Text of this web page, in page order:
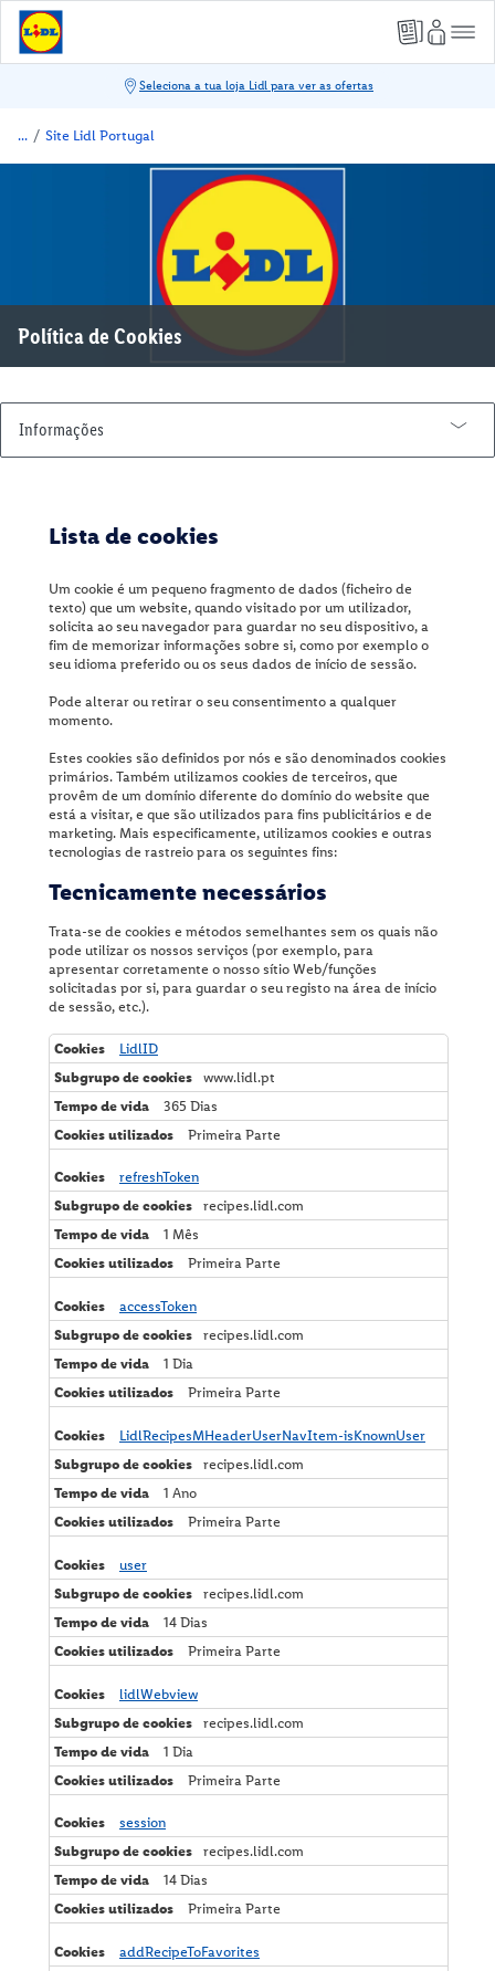
/ Site Lidl Portugal
Política de Cookies
Informações
Termos e Condições
Proteção de Dados
Declaração de Acessibilidade
Compliance
Empresas do Grupo
Informações sobre os nossos produtos
Litígios de Consumo
Parceiros Comerciais
Proteção de Dados Lidlab
Proteção de Dados Sites Lidl
Redes Sociais
Site Lidl Portugal
Ficha Técnica
Perfil de utilizador personalizado
Proteção de Dados
Política de Cookies
Reclamações e Sugestões
Lista de cookies
Um cookie é um pequeno fragmento de dados (ficheiro de
texto) que um website, quando visitado por um utilizador,
solicita ao seu navegador para guardar no seu dispositivo, a
fim de memorizar informações sobre si, como por exemplo o
seu idioma preferido ou os seus dados de início de sessão.
Pode alterar ou retirar o seu consentimento a qualquer
momento.
Estes cookies são definidos por nós e são denominados cookies
primários. Também utilizamos cookies de terceiros, que
provêm de um domínio diferente do domínio do website que
está a visitar, e que são utilizados para fins publicitários e de
marketing. Mais especificamente, utilizamos cookies e outras
tecnologias de rastreio para os seguintes fins:
Tecnicamente necessários
Trata-se de cookies e métodos semelhantes sem os quais não
pode utilizar os nossos serviços (por exemplo, para
apresentar corretamente o nosso sítio Web/funções
solicitadas por si, para guardar o seu registo na área de início
de sessão, etc.).
T
e
c
n
i
c
a
m
e
n
e
n
c
e
s
s
á
o
s
LidlID
www.lidl.pt
365 Dias
Primeira Parte
refreshToken
recipes.lidl.com
1 Mês
Primeira Parte
accessToken
recipes.lidl.com
1 Dia
Primeira Parte
LidlRecipesMHeaderUserNavItem-isKnownUser
recipes.lidl.com
1 Ano
Primeira Parte
user
recipes.lidl.com
14 Dias
Primeira Parte
lidlWebview
recipes.lidl.com
1 Dia
Primeira Parte
session
recipes.lidl.com
14 Dias
Primeira Parte
addRecipeToFavorites